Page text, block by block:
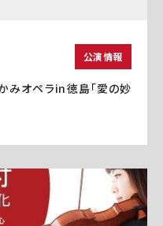
公演情報
みオペラin徳島「愛の妙